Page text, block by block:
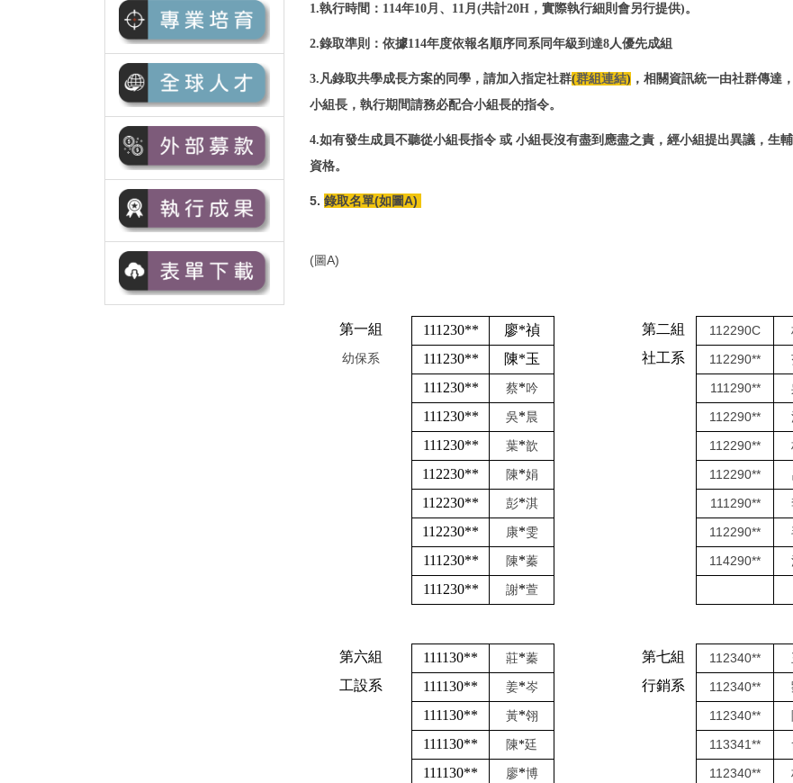
1.執行時間：114年10月、11月(共計20H，實際執行細則會另行提供)。
2.錄取準則：依據114年度依報名順序同系同年級到達8人優先成組
3. 凡錄取共學成長方案的同學，請加入指定社群(群組連結) ，相關資訊統一由社群傳達
小組長，執行期間請務必配合小組長的指令。
4.如有發生成員不聽從小組長指令 或 小組長沒有盡到應盡之責，經小組提出異議，生
資格。
5. 錄取名單(如圖A)
(圖A)
第一組 111230** 廖*禎 第二組 112290C
幼保系 111230** 陳*玉 社工系 112290**
111230**
蔡*吟 111290**
111230** 吳* 晨 112290**
111230** 葉*歆 112290**
112230** 陳*娟 112290**
112230** 彭*淇 111290**
112230** 康*雯 112290**
111230** 陳*蓁 114290**
111230** 謝*萱
第六組 111130** 莊*蓁 第七組 112340**
工設系
111130** 姜*岑 行銷系 112340**
111130** 黃*翎 112340**
111130** 陳*廷 113341**
111130** 廖*博 112340**